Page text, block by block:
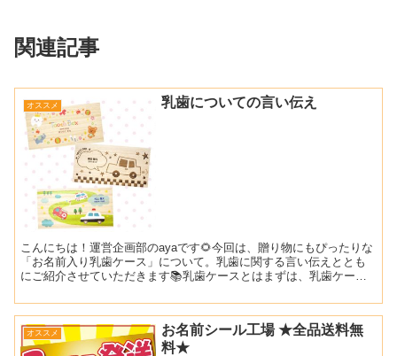
関連記事
オススメ 乳歯についての言い伝え
こんにちは！運営企画部のayaです🌻今回は、贈り物にもぴったりな
「お名前入り乳歯ケース」について。乳歯に関する言い伝えととも
にご紹介させていただきます📚乳歯ケースとはまずは、乳歯ケース
オススメ
お名前シール工場 ★全品送料無
料★